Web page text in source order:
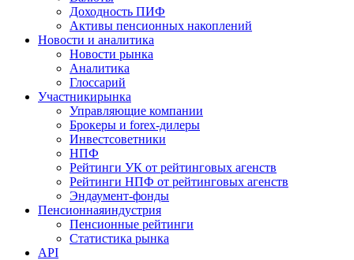
Доходность ПИФ
Активы пенсионных накоплений
Новости и аналитика
Новости рынка
Аналитика
Глоссарий
Участникирынка
Управляющие компании
Брокеры и forex-дилеры
Инвестсоветники
НПФ
Рейтинги УК от рейтинговых агенств
Рейтинги НПФ от рейтинговых агенств
Эндаумент-фонды
Пенсионнаяиндустрия
Пенсионные рейтинги
Статистика рынка
API